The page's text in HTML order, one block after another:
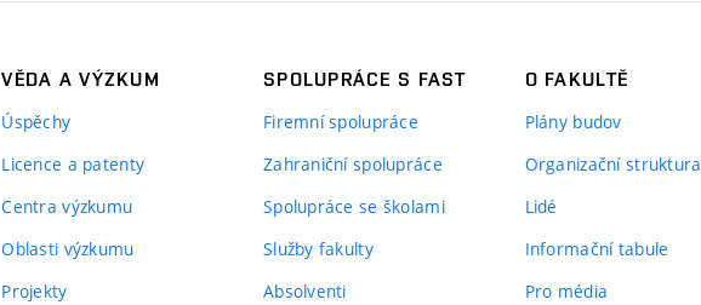
VĚDA A VÝZKUM
Úspěchy
Licence a patenty
Centra výzkumu
Oblasti výzkumu
Projekty
SPOLUPRÁCE S FAST
Firemní spolupráce
Zahraniční spolupráce
Spolupráce se školami
Služby fakulty
Absolventi
O FAKULTĚ
Plány budov
Organizační struktura
Lidé
Informační tabule
Pro média